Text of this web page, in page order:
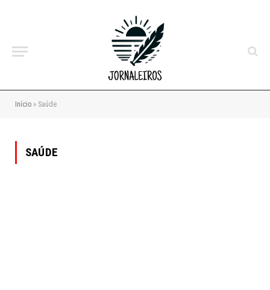
Início » Saúde
SAÚDE